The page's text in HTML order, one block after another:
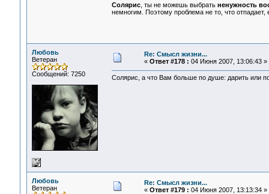
Солярис, ты не можешь выбрать ненужность
немногим. Поэтому проблема не то, что
Любовь
Ветеран
Сообщений: 7250
Re: Смысл жизни...
« Ответ #178 : 04 Июня 2007, 13:06:43 »
Солярис, а что Вам больше по душе: дарить или
Любовь
Ветеран
Re: Смысл жизни...
« Ответ #179 : 04 Июня 2007, 13:13:34 »